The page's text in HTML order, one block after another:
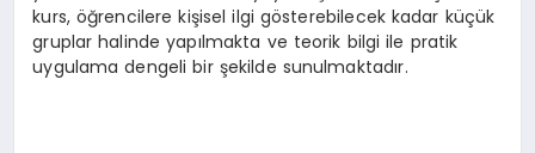
kurs, öğrencilere kişisel ilgi gösterebilecek kadar küçük
gruplar halinde yapılmakta ve teorik bilgi ile pratik
uygulama dengeli bir şekilde sunulmaktadır.